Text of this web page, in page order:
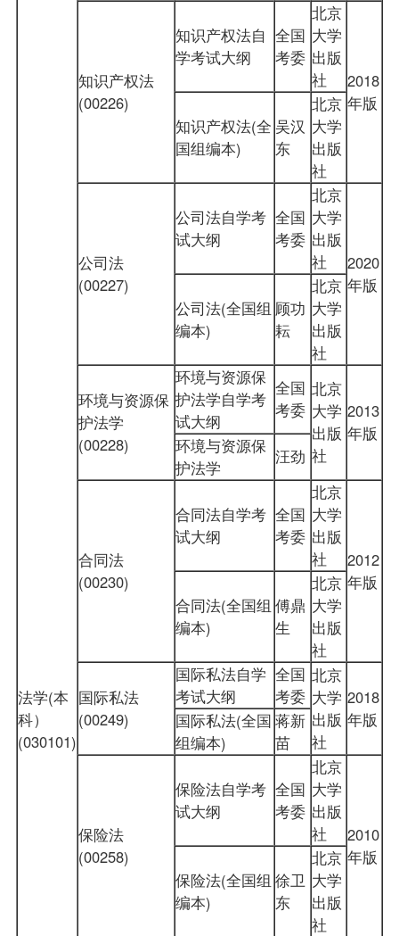
法学(本
科）
(030101)
知识产权法
(00226)
知识产权法自
学考试大纲
全国
考委
北京
大学
出版
社
2018
年版
知识产权法(全
国组编本)
吴汉
东
北京
大学
出版
社
公司法
(00227)
公司法自学考
试大纲
全国
考委
北京
大学
出版
社
2020
年版
公司法(全国组
编本)
顾功
耘
北京
大学
出版
社
环境与资源保
护法学
(00228)
环境与资源保
护法学自学考
试大纲
全国
考委
北京
大学
出版
社
2013
年版
环境与资源保
护法学
汪劲
合同法
(00230)
合同法自学考
试大纲
全国
考委
北京
大学
出版
社
2012
年版
合同法(全国组
编本)
傅鼎
生
北京
大学
出版
社
国际私法
(00249)
国际私法自学
考试大纲
全国
考委
北京
大学
出版
社
2018
年版
国际私法(全国
组编本)
蒋新
苗
保险法
(00258)
保险法自学考
试大纲
全国
考委
北京
大学
出版
社
2010
年版
保险法(全国组
编本)
徐卫
东
北京
大学
出版
社